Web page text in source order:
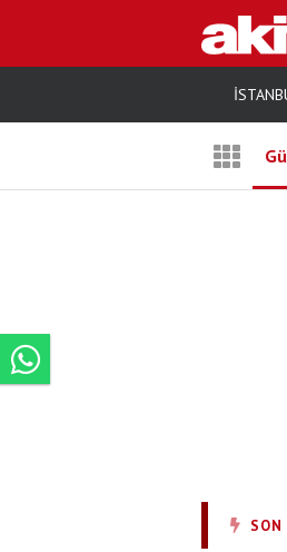
İspanya Süper Kupası İstanbul’da